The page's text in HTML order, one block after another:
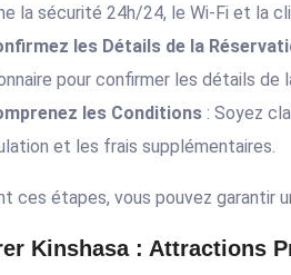
la sécurité 24h/24, le Wi-Fi et la
les Détails de la
pour confirmer les détails
les Conditions : Soyez
et les frais supplémentaires.
ces étapes, vous pouvez garantir
Kinshasa : Attractions